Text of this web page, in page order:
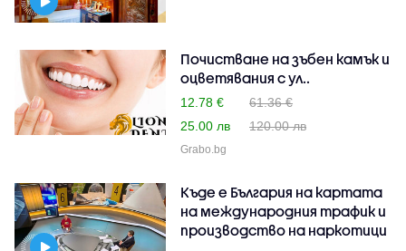
Почистване на зъбен камък и
оцветявания с ул..
12.78 €
61.36 €
25.00 лв
120.00 лв
Grabo.bg
Къде е България на картата
на международния трафик и
производство на наркотици